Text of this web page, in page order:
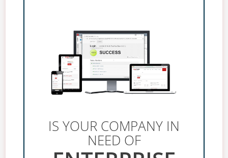
IS YOUR COMPANY IN
NEED OF